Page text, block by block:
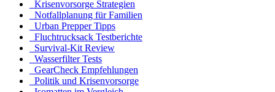
Krisenvorsorge Strategien
Notfallplanung für Familien
Urban Prepper Tipps
Fluchtrucksack Testberichte
Survival-Kit Review
Wasserfilter Tests
GearCheck Empfehlungen
Politik und Krisenvorsorge